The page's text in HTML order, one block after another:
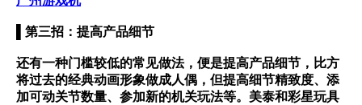
▌第三招：提高产品细节
还有一种门槛较低的常见做法，便是提高产品细节，比方
将过去的经典动画形象做成人偶，但提高细节精致度、添
加可动关节数量、参加新的机关玩法等。美泰和彩星玩具